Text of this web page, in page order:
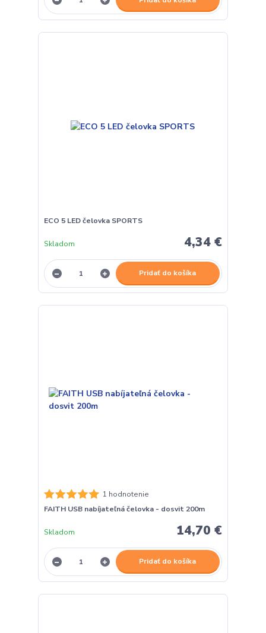
ECO 5 LED čelovka SPORTS
4,34 €
Skladom
Pridať do košíka
1 hodnotenie
FAITH USB nabíjateľná čelovka - dosvit 200m
14,70 €
Skladom
Pridať do košíka